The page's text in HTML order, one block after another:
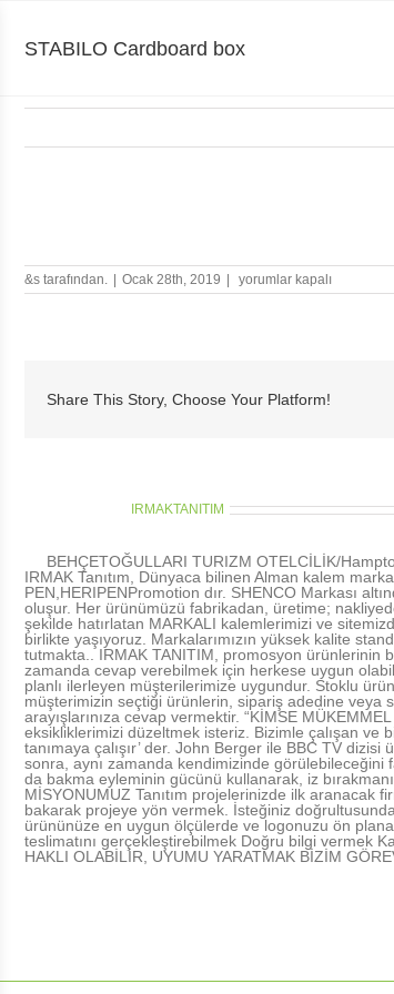
STABILO Cardboard box
&s tarafından. Ocak 28th, 2019
STABILO
Cardboard
yorumlar kapalı
Share This Story, Choose Your Platform!
IRMAKTANITIM
BEHÇETOĞULLARI TURIZM OTELCİLİK/
IRMAK Tanıtım, Dünyaca bilinen Alman kalem
PEN,HERIPENPromotion dır. SHENCO Markası
oluşur. Her ürünümüzü fabrikadan, üretime;
şekilde hatırlatan MARKALI kalemlerimizi ve
birlikte yaşıyoruz. Markalarımızın yüksek kalite
tutmakta.. IRMAK TANITIM, promosyon ürünlerinin
zamanda cevap verebilmek için herkese uygun
planlı ilerleyen müşterilerimize uygundur. Stoklu
müşterimizin seçtiği ürünlerin, sipariş adedine veya
arayışlarınıza cevap vermektir. “KİMSE
eksikliklerimizi düzeltmek isteriz. Bizimle çalışan ve
tanımaya çalışır’ der. John Berger ile BBC TV
sonra, aynı zamanda kendimizinde görülebileceğini
da bakma eyleminin gücünü kullanarak, iz
MİSYONUMUZ Tanıtım projelerinizde ilk aranacak
bakarak projeye yön vermek. İsteğiniz
ürününüze en uygun ölçülerde ve logonuzu ön
teslimatını gerçekleştirebilmek Doğru bilgi vermek
HAKLI OLABİLİR, UYUMU YARATMAK BİZİM